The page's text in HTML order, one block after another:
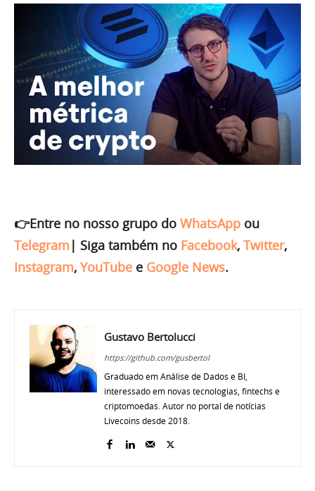
👉Entre no nosso grupo do WhatsApp ou
Telegram | Siga também no Facebook, Twitter,
Instagram, YouTube e Google News.
Gustavo Bertolucci
https://github.com/gusbertol
Graduado em Análise de Dados e BI,
interessado em novas tecnologias, fintechs e
criptomoedas. Autor no portal de notícias
Livecoins desde 2018.